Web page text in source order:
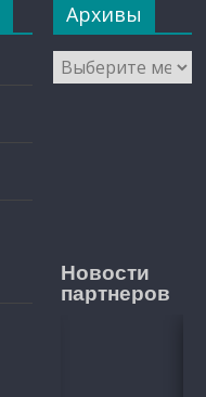
Архивы
Архивы
Новости
партнеров